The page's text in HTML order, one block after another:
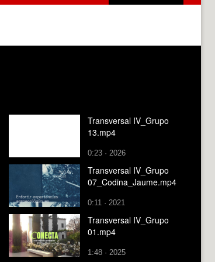
Transversal IV_Grupo
13.mp4
0:23 · 2026
Transversal IV_Grupo
07_Codina_Jaume.mp4
0:11 · 2021
Transversal IV_Grupo
01.mp4
1:48 · 2025